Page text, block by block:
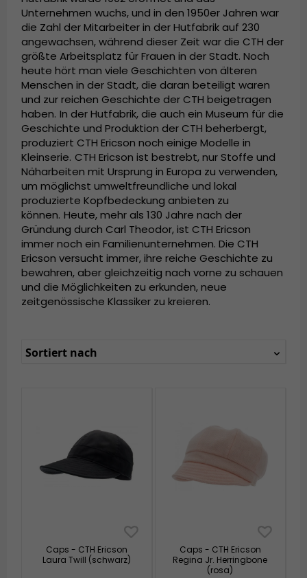
Unternehmen wuchs, und in den 1950er Jahren war
die Zahl der Mitarbeiter in der Hutfabrik auf 230
angewachsen, während dieser Zeit war die CTH der
größte Arbeitsplatz für Frauen in der Stadt. Noch
heute hört man viele Geschichten von älteren
Menschen in der Stadt, die daran beteiligt waren
und zur reichen Geschichte der CTH beigetragen
haben. In der Hutfabrik, die auch ein Museum für die
Geschichte und Produktion der CTH beherbergt,
produziert CTH Ericson noch einige Modelle in
Kleinserie. CTH Ericson ist bestrebt, nur Stoffe und
Näharbeiten mit Ursprung in Europa zu verwenden,
um möglichst umweltfreundliche und lokal
produzierte Kopfbedeckung anbieten zu
können. Heute, mehr als 130 Jahre nach der
Gründung durch Carl Theodor, ist CTH Ericson
immer noch ein Familienunternehmen. Die CTH
Ericson versucht immer, ihre reiche Geschichte zu
bewahren, aber gleichzeitig nach vorne zu schauen
und die Möglichkeiten zu erkunden, neue
zeitgenössische Klassiker zu kreieren.
Sortiert nach
Caps - CTH Ericson
Laura Twill (schwarz)
Caps - CTH Ericson
Regina Jr. Herringbone
(rosa)